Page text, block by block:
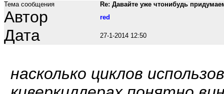
Тема сообщения Re: Давайте уже чтонибудь
Автор red
Дата 27-1-2014 12:50
насколько циклов